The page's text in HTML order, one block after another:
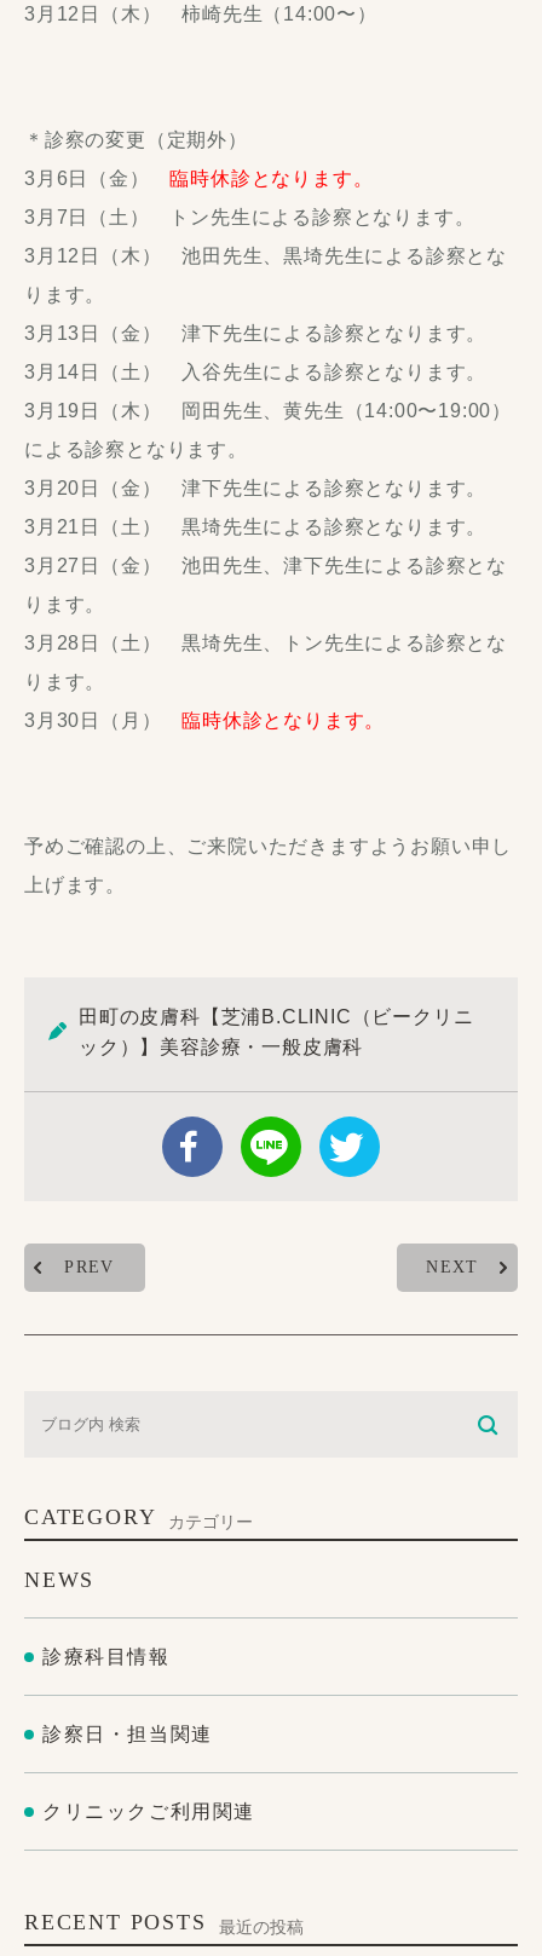
3月12日（木） 柿崎先生（14:00〜）
＊診察の変更（定期外）
3月6日（金） 臨時休診となります。
3月7日（土） トン先生による診察となります。
3月12日（木） 池田先生、黒埼先生による診察とな
ります。
3月13日（金） 津下先生による診察となります。
3月14日（土） 入谷先生による診察となります。
3月19日（木） 岡田先生、黄先生（14:00〜19:00）
による診察となります。
3月20日（金） 津下先生による診察となります。
3月21日（土） 黒埼先生による診察となります。
3月27日（金） 池田先生、津下先生による診察とな
ります。
3月28日（土） 黒埼先生、トン先生による診察とな
ります。
3月30日（月） 臨時休診となります。
予めご確認の上、ご来院いただきますようお願い申し
上げます。
田町の皮膚科【芝浦B.CLINIC（ビークリニ
ック）】美容診療・一般皮膚科
PREV NEXT
CATEGORY カテゴリー
NEWS
診療科目情報
診察日・担当関連
クリニックご利用関連
RECENT POSTS 最近の投稿